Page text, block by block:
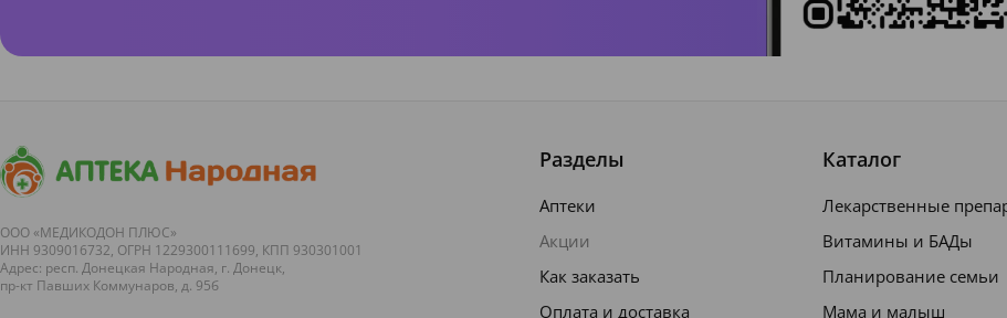
ООО «МЕДИКОДОН ПЛЮС»
ИНН 9309016732, ОГРН 1229300111699, КПП 930301001
Адрес: респ. Донецкая Народная, г. Донецк,
пр-кт Павших Коммунаров, д. 95б
Разделы
Аптеки
Акции
Как заказать
Оплата и доставка
Каталог
Лекарственные
Витамины и БАДы
Планирование семьи
Мама и малыш